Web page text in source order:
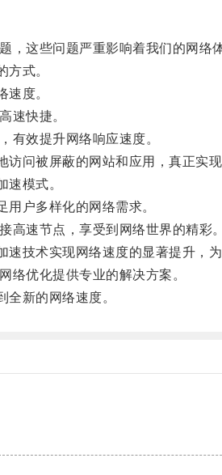
这些问题严重影响着我们的网络体
式。
度。
速快捷。
效提升网络响应速度。
问被屏蔽的网站和应用，真正实现
模式。
户多样化的网络需求。
速节点，享受到网络世界的精彩。
术实现网络速度的显著提升，为
优化提供专业的解决方案。
新的网络速度。